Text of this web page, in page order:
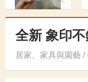
全新 象印
居家、家具與園藝 /